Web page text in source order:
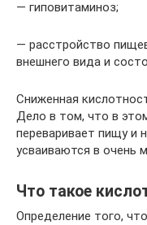
— гиповитаминоз;
— расстройство
внешнего вида и
Сниженная
Дело в том, что в
переваривает пищу и
усваиваются в очень
Что такое
Определение того,